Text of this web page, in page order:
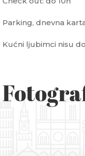
Parking, dnevna
Kućni ljubimci nisu